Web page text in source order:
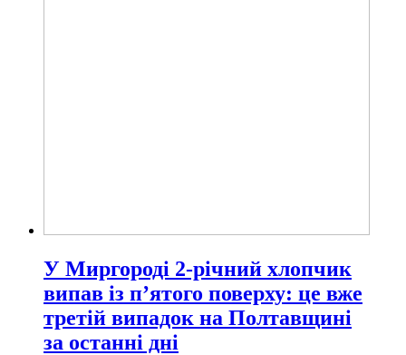
У Миргороді 2-річний хлопчик
випав із п’ятого поверху: це вже
третій випадок на Полтавщині
за останні дні